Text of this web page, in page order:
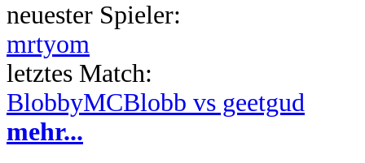
neuester Spieler:
mrtyom
letztes Match:
BlobbyMCBlobb vs geetgud
mehr...